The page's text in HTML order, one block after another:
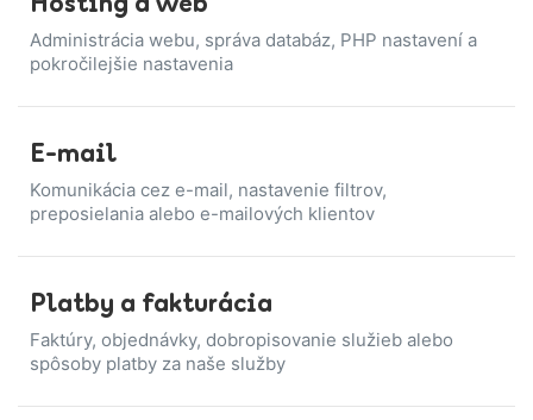
Administrácia webu, správa databáz, PHP nastavení a
pokročilejšie nastavenia
E-mail
Komunikácia cez e-mail, nastavenie filtrov,
preposielania alebo e-mailových klientov
Platby a fakturácia
Faktúry, objednávky, dobropisovanie služieb alebo
spôsoby platby za naše služby